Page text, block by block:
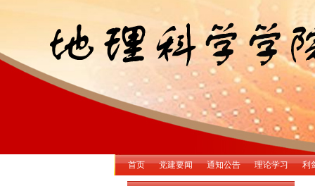
首页 党建要闻 通知公告 理论学习 利